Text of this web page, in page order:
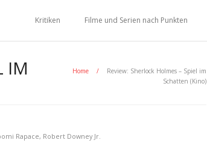
Kritiken Filme und Serien nach Punkten
IM Home /
Review: Sherlock Holmes – Spiel im
Schatten (Kino)
Rapace, Robert Downey Jr.